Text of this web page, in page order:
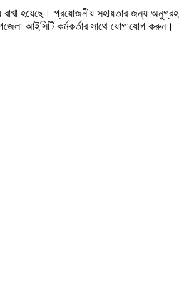
রাখা হয়েছে। প্রয়োজনীয় সহায়তার জন্য অনুগ্রহ
আইসিটি কর্মকর্তার সাথে যোগাযোগ করুন।